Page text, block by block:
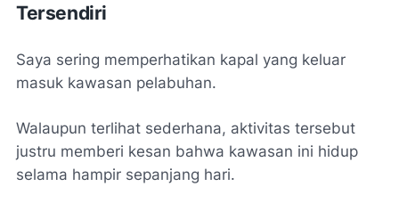
Tersendiri
Saya sering memperhatikan kapal yang keluar
masuk kawasan pelabuhan.
Walaupun terlihat sederhana, aktivitas tersebut
justru memberi kesan bahwa kawasan ini hidup
selama hampir sepanjang hari.